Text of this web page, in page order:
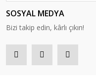
SOSYAL MEDYA
Bizi takip edin, kârlı çıkın!